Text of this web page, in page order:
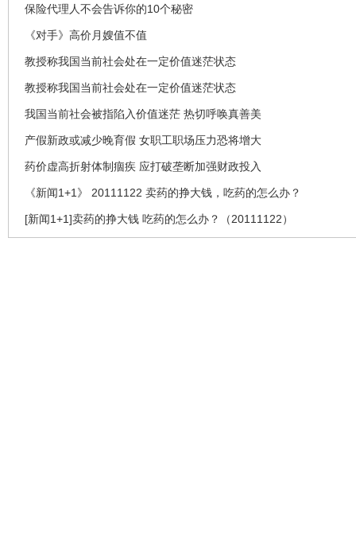
保险代理人不会告诉你的10个秘密
《对手》高价月嫂值不值
教授称我国当前社会处在一定价值迷茫状态
教授称我国当前社会处在一定价值迷茫状态
我国当前社会被指陷入价值迷茫 热切呼唤真善美
产假新政或减少晚育假 女职工职场压力恐将增大
药价虚高折射体制痼疾 应打破垄断加强财政投入
《新闻1+1》 20111122 卖药的挣大钱，吃药的怎么办？
[新闻1+1]卖药的挣大钱 吃药的怎么办？（20111122）